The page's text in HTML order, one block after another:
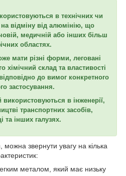
в технічних чи
відміну від алюмінію, що
медичній або інших більш
областях.
мати різні форми, леговані
хімічний склад та властивості
до вимог конкретного
застосування.
використовуються в інженерії,
транспортних засобів,
та інших галузях.
можна звернути увагу на кілька
металом, який має низьку